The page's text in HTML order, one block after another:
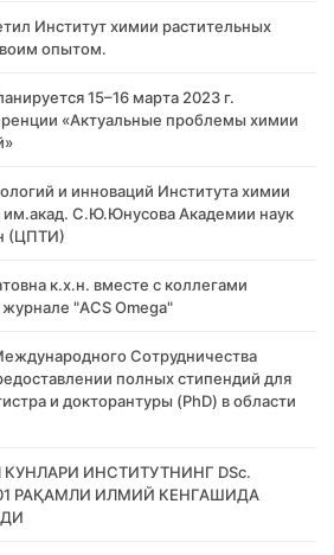
Институт химии растительных
опытом.
15–16 марта 2023 г.
«Актуальные проблемы химии
и инноваций Института химии
им.акад. С.Ю.Юнусова Академии наук
(ЦПТИ)
к.х.н. вместе с коллегами
"ACS Omega"
Сотрудничества
полных стипендий для
и докторантуры (PhD) в области
КУНЛАРИ ИНСТИТУТНИНГ DSc.
РАҚАМЛИ ИЛМИЙ КЕНГАШИДА